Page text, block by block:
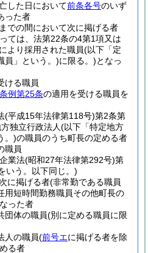
した日において前条各号のいず
った者
での間において次に掲げる者
ては、法第22条の4第1項又は
より採用された職員(以下「定
員」という。)に限る。)となっ
ける職員
例第25条の適用を受ける職員を
(平成15年法律第118号)第2条第
独立行政法人(以下「特定地方
。)の職員のうち町長の定める者
職員
業法(昭和27年法律第292号)第
いう。以下同じ。)
に掲げる者(非常勤である職員
用短時間勤務職員その他町長の
った者
団体の職員(別に定める職員に限
人の職員(前号エに掲げる者を除
る者